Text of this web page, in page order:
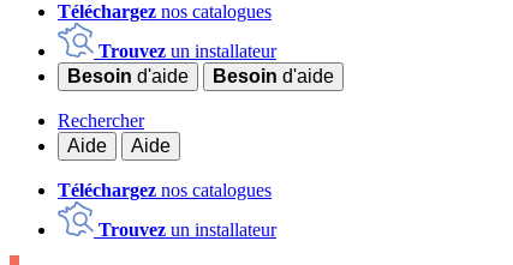
Téléchargez nos catalogues
Trouvez un installateur
Besoin d'aide Besoin d'aide
Rechercher
Aide
Aide
Téléchargez nos catalogues
Trouvez un installateur